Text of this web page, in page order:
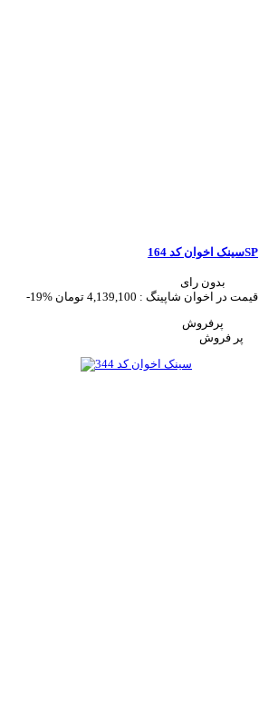
سینک اخوان کد 164SP
بدون رای
-19%
قیمت در اخوان شاپینگ : 4,139,100 تومان
پرفروش